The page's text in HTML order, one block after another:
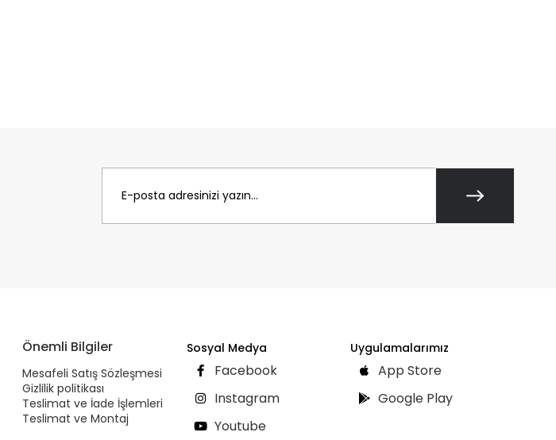
Önemli Bilgiler
Mesafeli Satış Sözleşmesi
Gizlilik politikası
Teslimat ve İade İşlemleri
Teslimat ve Montaj
Sosyal Medya
Facebook
Instagram
Youtube
Uygulamalarımız
App Store
Google Play